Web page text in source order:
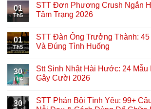
01
Th5
STT Đơn Phương Crush Ngắn
Tâm Trạng 2026
01
Th5
STT Đàn Ông Trưởng Thành: 45
Và Đúng Tình Huống
30
Th4
Stt Sinh Nhật Hài Hước: 24 Mẫu
Gây Cười 2026
30
STT Phản Bội Tình Yêu: 99+